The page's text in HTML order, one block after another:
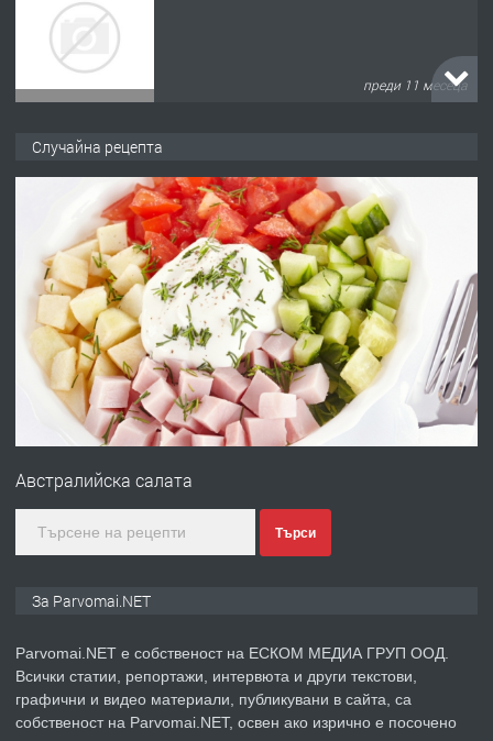
преди 11 месеца
преди 1 година
ПРЕДЛАГА Работа за общи работници
преди 1 година
ПРЕДЛАГА
Първи поход "По стъпките на Ангел
преди 1 година
ПРЕДЛАГА Уроци по Математика
Случайна рецепта
Австралийска салата
Търси
За Parvomai.NET
Parvomai.NET е собственост на ЕСКОМ МЕДИА ГРУП ООД.
Всички статии, репортажи, интервюта и други текстови,
графични и видео материали, публикувани в сайта, са
собственост на Parvomai.NET, освен ако изрично е посочено